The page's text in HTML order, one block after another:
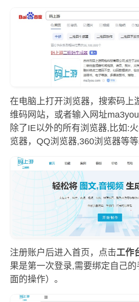
在电脑上打开浏览器，搜索码上
维码网站，或者输入网址
除了IE以外的所有浏览器,比如:
览器，QQ浏览器,360浏览器等等
注册账户后进入首页，点击工作
果是第一次登录,需要绑定自己
面的操作）。